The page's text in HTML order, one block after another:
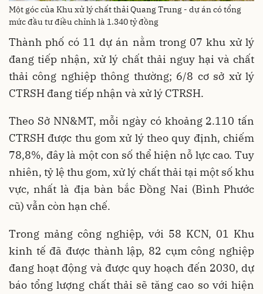
Một góc của Khu xử lý chất thải Quang Trung - dự án có tổng
mức đầu tư điều chỉnh là 1.340 tỷ đồng
Thành phố có 11 dự án nằm trong 07 khu xử lý
đang tiếp nhận, xử lý chất thải nguy hại và chất
thải công nghiệp thông thường; 6/8 cơ sở xử lý
CTRSH đang tiếp nhận và xử lý CTRSH.
Theo Sở NN&MT, mỗi ngày có khoảng 2.110 tấn
CTRSH được thu gom xử lý theo quy định, chiếm
78,8%, đây là một con số thể hiện nỗ lực cao. Tuy
nhiên, tỷ lệ thu gom, xử lý chất thải tại một số khu
vực, nhất là địa bàn bắc Đồng Nai (Bình Phước
cũ) vẫn còn hạn chế.
Trong mảng công nghiệp, với 58 KCN, 01 Khu
kinh tế đã được thành lập, 82 cụm công nghiệp
đang hoạt động và được quy hoạch đến 2030, dự
báo tổng lượng chất thải sẽ tăng cao so với hiện